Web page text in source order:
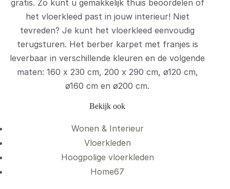
gratis. Zo kunt u gemakkelijk thuis beoordelen of
het vloerkleed past in jouw interieur! Niet
tevreden? Je kunt het vloerkleed eenvoudig
terugsturen. Het berber karpet met franjes is
leverbaar in verschillende kleuren en de volgende
maten: 160 x 230 cm, 200 x 290 cm, ø120 cm,
ø160 cm en ø200 cm.
Bekijk ook
Wonen & Interieur
Vloerkleden
Hoogpolige vloerkleden
Home67